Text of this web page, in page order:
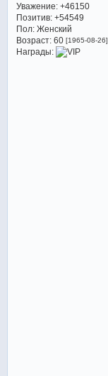
Уважение: +46150
Позитив: +54549
Пол:Женский
Возраст:60 [1965-08-26]
Награды: